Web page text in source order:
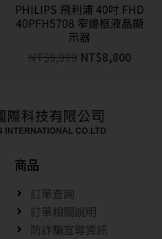
PHILIPS 飛利浦 40吋 FHD
40PFH5708 窄邊框液晶顯
示器
NT$9,999 NT$8,800
商品
訂單查詢
訂單相關說明
防詐騙宣導資訊